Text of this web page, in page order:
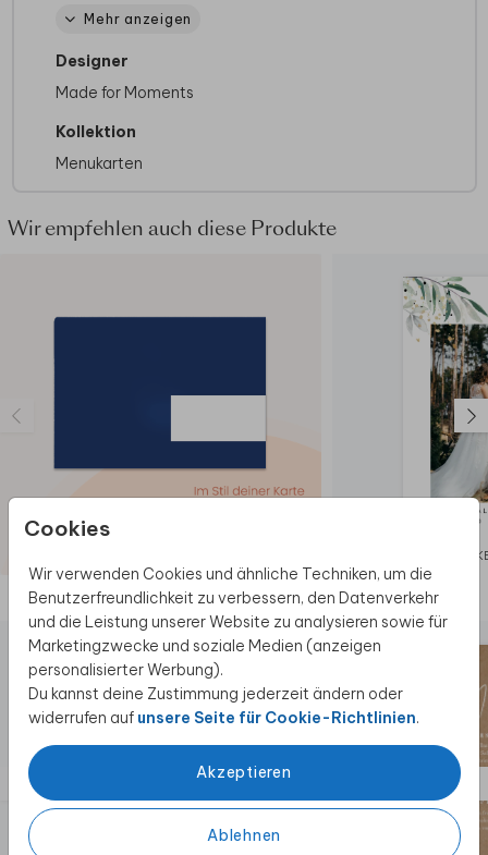
Cookies
Wir verwenden Cookies und ähnliche Techniken, um die
Benutzerfreundlichkeit zu verbessern, den Datenverkehr
und die Leistung unserer Website zu analysieren sowie für
Marketingzwecke und soziale Medien (anzeigen
personalisierter Werbung).
Du kannst deine Zustimmung jederzeit ändern oder
widerrufen auf unsere Seite für Cookie-Richtlinien.
Akzeptieren
Ablehnen
echtem Holz, um die Karte in voller Pracht zu
Auswahl.
Wir haben auch viele andere Produkte mit
diesem Design im Sortiment. Sollte es für dein
für dich um! Kontaktiere dazu einfach unseren
Mehr anzeigen
Designer
Made for Moments
Kollektion
Menukarten
Wir empfehlen auch diese Produkte
Diese Produkte könnten dir auch gefallen